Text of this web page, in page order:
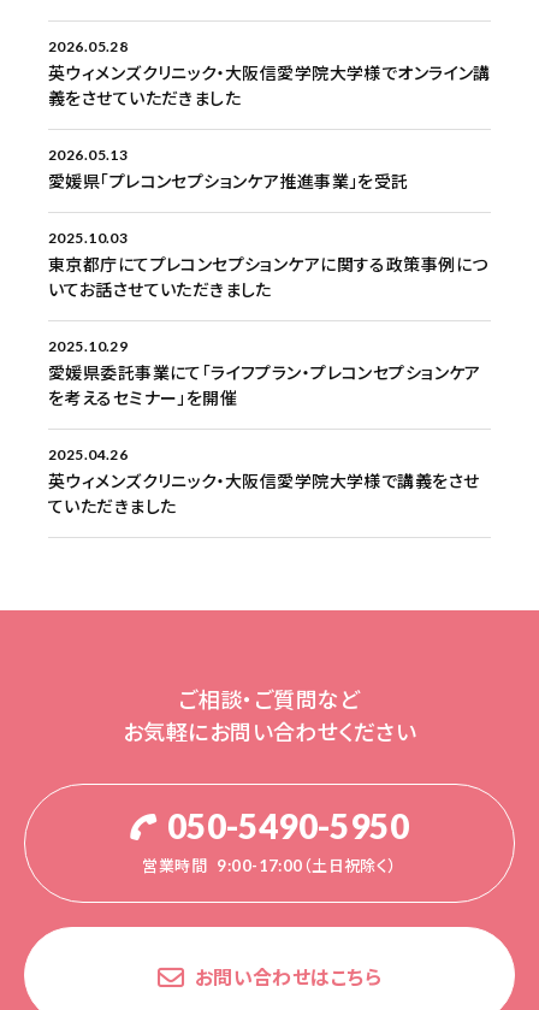
2026.05.28
英ウィメンズクリニック・大阪信愛学院大学様でオンライン講
義をさせていただきました
2026.05.13
愛媛県「プレコンセプションケア推進事業」を受託
2025.10.03
東京都庁にてプレコンセプションケアに関する政策事例につ
いてお話させていただきました
2025.10.29
愛媛県委託事業にて「ライフプラン・プレコンセプションケア
を考えるセミナー」を開催
2025.04.26
英ウィメンズクリニック・大阪信愛学院大学様で講義をさせ
ていただきました
ご相談・ご質問など
お気軽にお問い合わせください
050-5490-5950
営業時間 9:00-17:00（土日祝除く）
お問い合わせはこちら